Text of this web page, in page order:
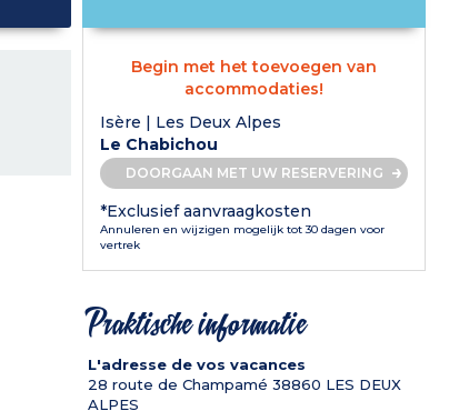
Begin met het toevoegen van
accommodaties!
Isère | Les Deux Alpes
Le Chabichou
DOORGAAN MET UW RESERVERING
*Exclusief aanvraagkosten
Annuleren en wijzigen mogelijk tot 30 dagen voor
vertrek
Praktische informatie
L'adresse de vos vacances
28 route de Champamé 38860 LES DEUX
ALPES